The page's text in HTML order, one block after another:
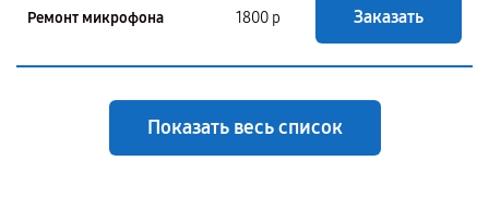
Ремонт микрофона 1800 р Заказать
Показать весь список